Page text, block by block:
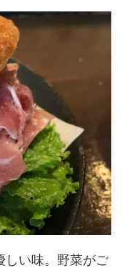
しい味。野菜がご